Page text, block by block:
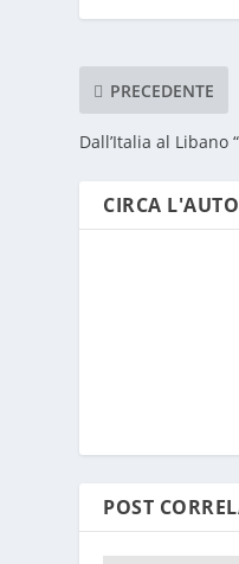
PRECEDENTE
Dall’Italia al Libano
CIRCA
POST